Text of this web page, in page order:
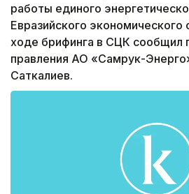
работы единого
Евразийского
ходе брифинга в СЦК сообщил
правления АО «Самрук-
Саткалиев.